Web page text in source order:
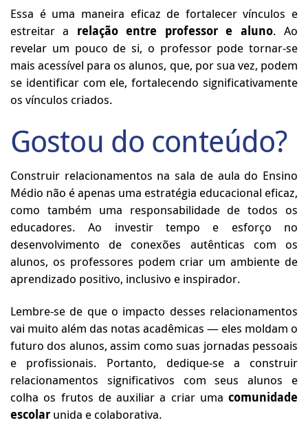
Essa é uma maneira eficaz de fortalecer vínculos e
estreitar a relação entre professor e aluno. Ao
revelar um pouco de si, o professor pode tornar-se
mais acessível para os alunos, que, por sua vez, podem
se identificar com ele, fortalecendo significativamente
os vínculos criados.
Gostou do conteúdo?
Construir relacionamentos na sala de aula do Ensino
Médio não é apenas uma estratégia educacional eficaz,
como também uma responsabilidade de todos os
educadores. Ao investir tempo e esforço no
desenvolvimento de conexões autênticas com os
alunos, os professores podem criar um ambiente de
aprendizado positivo, inclusivo e inspirador.
Lembre-se de que o impacto desses relacionamentos
vai muito além das notas acadêmicas — eles moldam o
futuro dos alunos, assim como suas jornadas pessoais
e profissionais. Portanto, dedique-se a construir
relacionamentos significativos com seus alunos e
colha os frutos de auxiliar a criar uma comunidade
escolar unida e colaborativa.